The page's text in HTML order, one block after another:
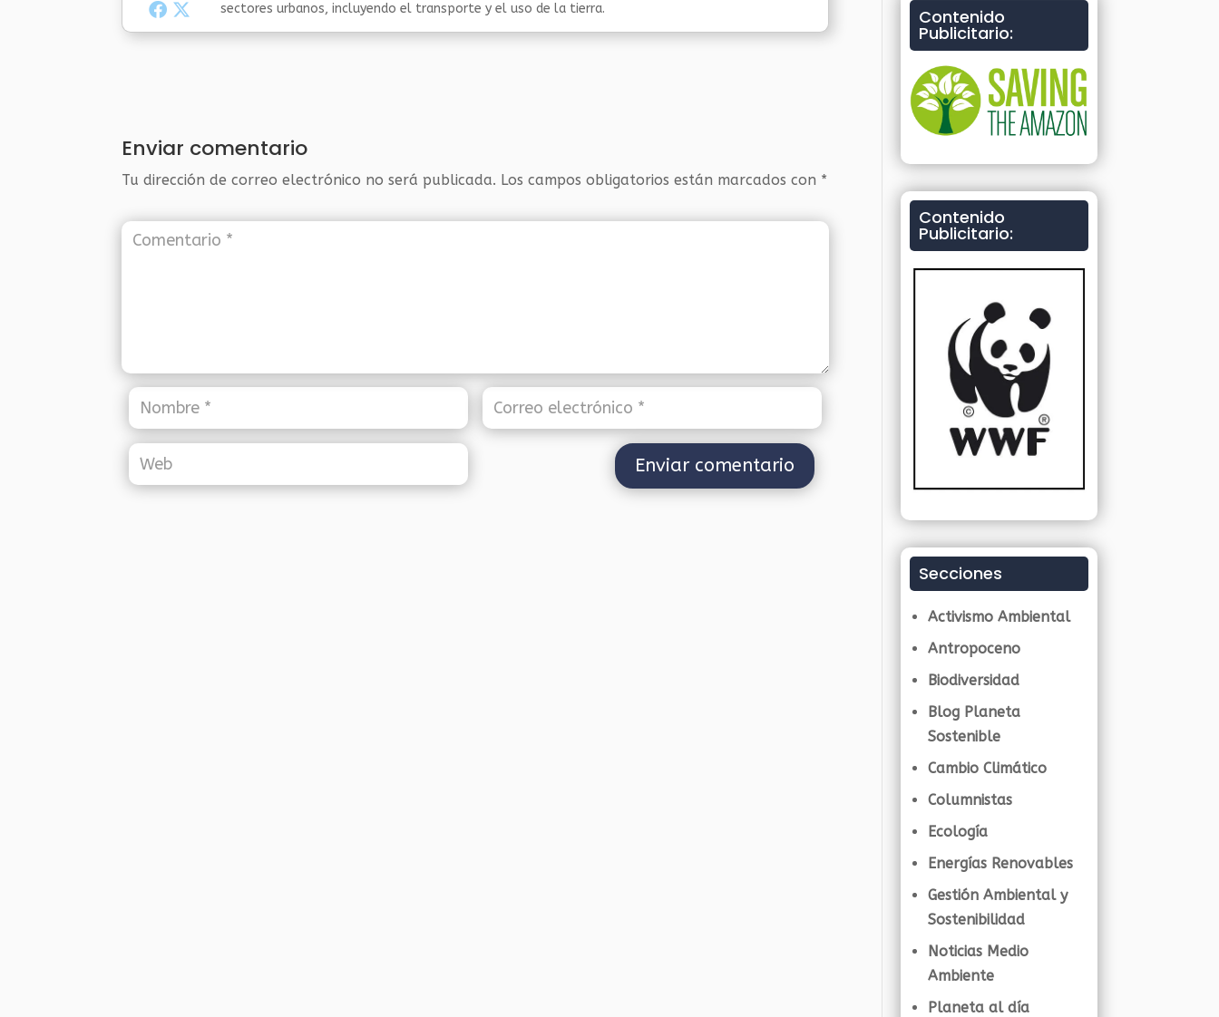
sectores urbanos, incluyendo el transporte y el uso de la tierra.
Enviar comentario
Tu dirección de correo electrónico no será publicada. Los campos obligatorios están marcados con *
Contenido
Publicitario:
Contenido
Publicitario:
Secciones
Activismo Ambiental
Antropoceno
Biodiversidad
Blog Planeta
Sostenible
Cambio Climático
Columnistas
Ecología
Energías Renovables
Gestión Ambiental y
Sostenibilidad
Noticias Medio
Ambiente
Planeta al día